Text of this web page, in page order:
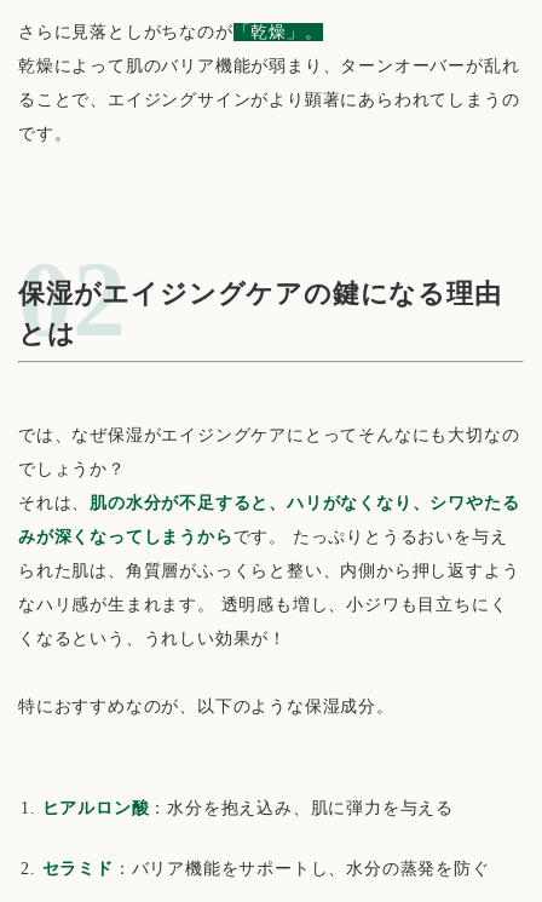
さらに見落としがちなのが 「乾燥」。
乾燥によって肌のバリア機能が弱まり、ターンオーバーが乱れ
ることで、エイジングサインがより顕著にあらわれてしまうの
です。
保湿がエイジングケアの鍵になる理由
とは
では、なぜ保湿がエイジングケアにとってそんなにも大切なの
でしょうか？
それは、 肌の水分が不足すると、ハリがなくなり、シワやたる
みが深くなってしまうから です。 たっぷりとうるおいを与え
られた肌は、角質層がふっくらと整い、内側から押し返すよう
なハリ感が生まれます。 透明感も増し、小ジワも目立ちにく
くなるという、うれしい効果が！
特におすすめなのが、以下のような保湿成分。
ヒアルロン酸 ：水分を抱え込み、肌に弾力を与える
セラミド ：バリア機能をサポートし、水分の蒸発を防ぐ